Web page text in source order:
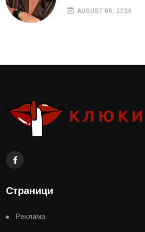
AUGUST 05, 2026
Страници
Реклама